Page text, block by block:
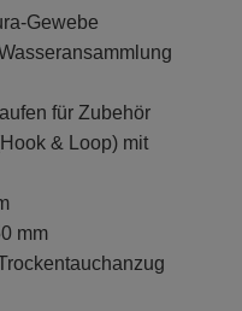
Gewebe
für Zubehör
& Loop) mit
mm